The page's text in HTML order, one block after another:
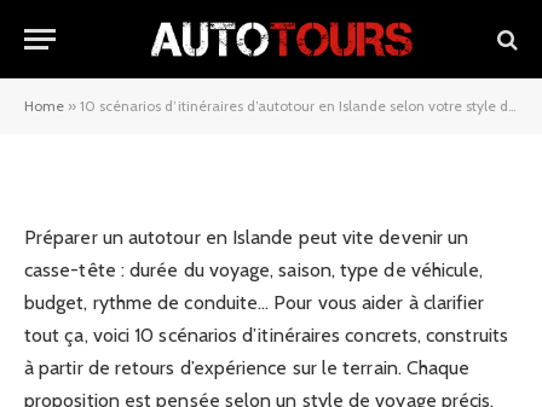
Home » 10 scénarios d’itinéraires d’autotour en Islande selon votre style de voyage
d’autotour en Islande selon
votre style de voyage
Préparer un autotour en Islande peut vite devenir un
casse-tête : durée du voyage, saison, type de véhicule,
budget, rythme de conduite… Pour vous aider à clarifier
tout ça, voici 10 scénarios d’itinéraires concrets, construits
à partir de retours d’expérience sur le terrain. Chaque
proposition est pensée selon un style de voyage précis,